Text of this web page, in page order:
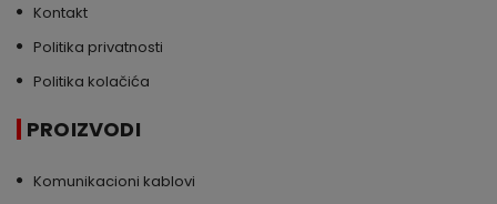
Kontakt
Politika privatnosti
Politika kolačića
PROIZVODI
Komunikacioni kablovi